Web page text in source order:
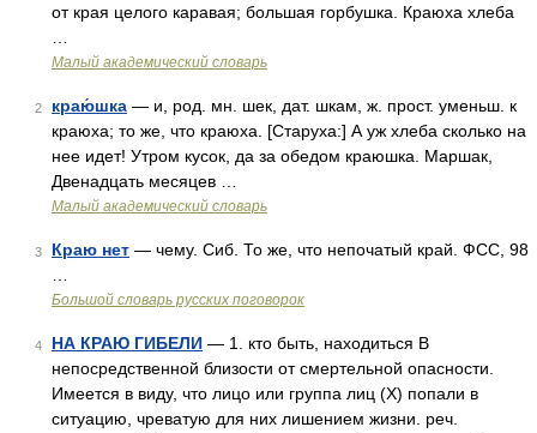
от края целого каравая; большая горбушка. Краюха хлеба
Малый академический словарь
2 краю́шка — и, род. мн. шек, дат. шкам, ж. прост. уменьш. к
краюха; то же, что краюха. [Старуха:] А уж хлеба сколько на
нее идет! Утром кусок, да за обедом краюшка. Маршак,
Двенадцать месяцев …
Малый академический словарь
3 Краю нет — чему. Сиб. То же, что непочатый край. ФСС, 98
Большой словарь русских поговорок
4 НА КРАЮ ГИБЕЛИ — 1. кто быть, находиться В
непосредственной близости от смертельной опасности.
Имеется в виду, что лицо или группа лиц (Х) попали в
ситуацию, чреватую для них лишением жизни. реч.